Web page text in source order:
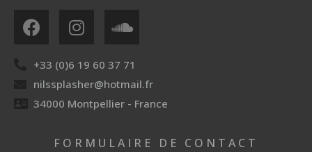
+33 (0)6 19 60 37 71
nilssplasher@hotmail.fr
34000 Montpellier - France
FORMULAIRE DE CONTACT